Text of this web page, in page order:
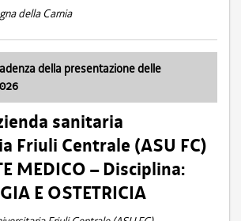
della Carnia
della presentazione delle
sanitaria
Friuli Centrale (ASU FC)
MEDICO – Disciplina:
E OSTETRICIA